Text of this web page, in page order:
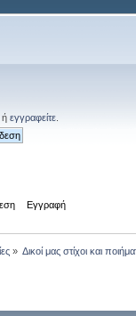
ή εγγραφείτε
Εγγραφή
» Δικοί μας στίχοι και